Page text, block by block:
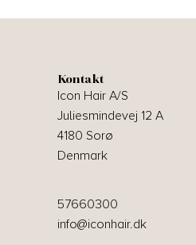
Kontakt
Icon Hair A/S
Juliesmindevej 12 A
4180 Sorø
Denmark
57660300
info@iconhair.dk